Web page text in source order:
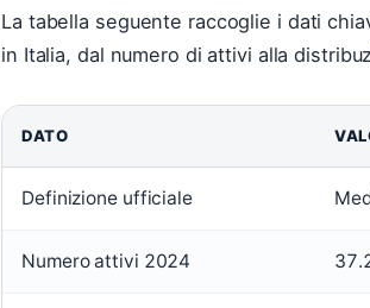
La tabella seguente raccoglie i dati
in Italia, dal numero di attivi alla
DATO
Definizione ufficiale
Numero attivi 2024